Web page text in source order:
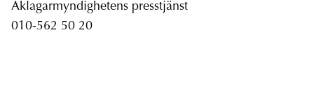
Åklagarmyndighetens presstjänst
010-562 50 20